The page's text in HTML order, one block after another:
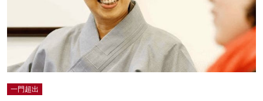
一門超出